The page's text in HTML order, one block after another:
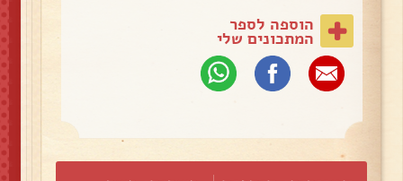
הוספה לספר
המתכונים שלי